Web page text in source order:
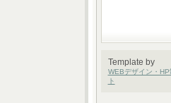
Template by
WEBデザイン・HP
ト